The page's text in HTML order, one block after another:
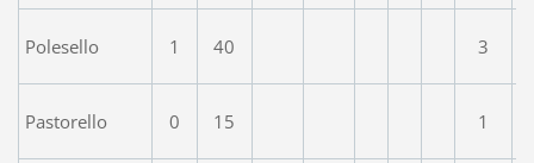
Polesello 1 40 3
Pastorello 0 15 1